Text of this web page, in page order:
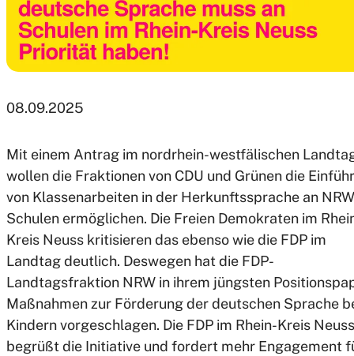
08.09.2025
Mit einem Antrag im nordrhein-westfälischen
wollen die Fraktionen von CDU und Grünen die
von Klassenarbeiten in der Herkunftssprache an
Schulen ermöglichen. Die Freien Demokraten im
Kreis Neuss kritisieren das ebenso wie die FDP im
Landtag deutlich. Deswegen hat die FDP-
Landtagsfraktion NRW in ihrem jüngsten
Maßnahmen zur Förderung der deutschen Sprache
Kindern vorgeschlagen. Die FDP im Rhein-Kreis Neuss
begrüßt die Initiative und fordert mehr Engagement